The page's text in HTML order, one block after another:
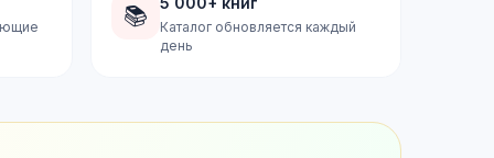
📚
Каталог обновляется каждый
день